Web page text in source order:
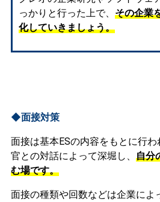
っかりと行った上で、 その企業
化していきましょう。
◆面接対策
面接は基本ESの内容をもとに行
官との対話によって深堀し、 自分
む場です。
面接の種類や回数などは企業によ